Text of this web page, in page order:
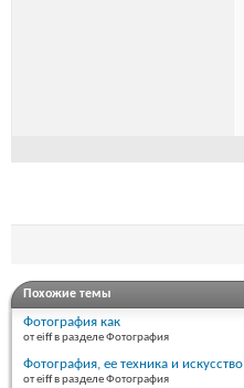
Похожие темы
Фотография как
от eiff в разделе Фотография
Фотография, ее техника и искусство
от eiff в разделе Фотография